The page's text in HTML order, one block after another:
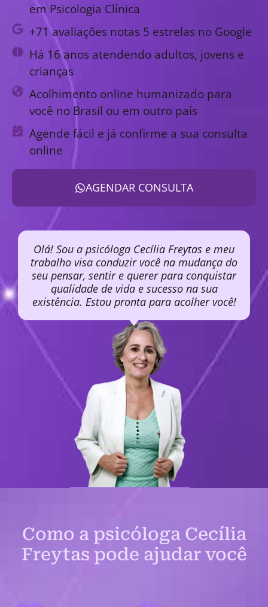
em Psicologia Clínica
+71 avaliações notas 5 estrelas no Google
Há 16 anos atendendo adultos, jovens e
crianças
Acolhimento online humanizado para
você no Brasil ou em outro país
Agende fácil e já confirme a sua consulta
online
AGENDAR CONSULTA
Olá! Sou a psicóloga Cecília Freytas e meu
trabalho visa conduzir você na mudança do
seu pensar, sentir e querer para conquistar
qualidade de vida e sucesso na sua
existência. Estou pronta para acolher você!
Como a psicóloga Cecília
Freytas pode ajudar você